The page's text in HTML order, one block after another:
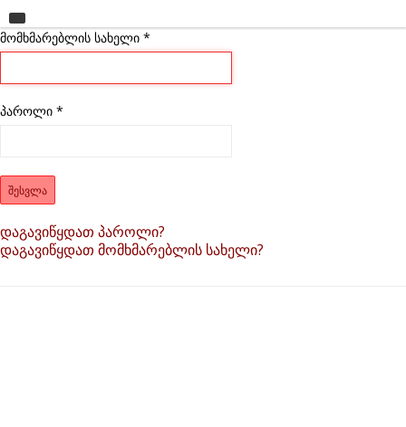
მთავარი
საგანმანათლებლო ერთეულები
კვლევა
კონტაქტი
მომხმარებლის სახელი *
პაროლი *
ᲨᲔᲡᲕᲚᲐ
დაგავიწყდათ პაროლი?
დაგავიწყდათ მომხმარებლის სახელი?